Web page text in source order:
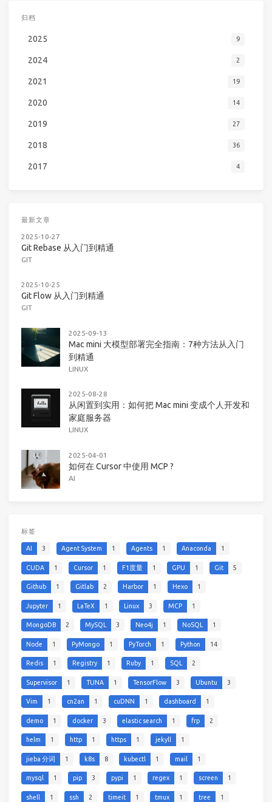
归档
2025 9
2024 2
2021 19
2020 14
2019 27
2018 36
2017 4
最新文章
2025-10-27
Git Rebase 从入门到精通
GIT
2025-10-25
Git Flow 从入门到精通
GIT
2025-09-13
Mac mini 大模型部署完全指南：7种方法从入门
到精通
LINUX
2025-08-28
从闲置到实用：如何把 Mac mini 变成个人开发和
家庭服务器
LINUX
2025-04-01
如何在 Cursor 中使用 MCP ?
AI
标签
AI 3 Agent System 1 Agents 1 Anaconda 1
CUDA 1 Cursor 1 F1度量 1 GPU 1 Git 5
Github 1 Gitlab 2 Harbor 1 Hexo 1
Jupyter 1 LaTeX 1 Linux 3 MCP 1
MongoDB 2 MySQL 3 Neo4j 1 NoSQL 1
Node 1 PyMongo 1 PyTorch 1 Python 14
Redis 1 Registry 1 Ruby 1 SQL 2
Supervisor 1 TUNA 1 TensorFlow 3 Ubuntu 3
Vim 1 cn2an 1 cuDNN 1 dashboard 1
demo 1 docker 3 elastic search 1 frp 2
helm 1 http 1 https 1 jekyll 1
jieba 分词 1 k8s 8 kubectl 1 mail 1
mysql 1 pip 3 pypi 1 regex 1 screen 1
shell 1 ssh 2 timeit 1 tmux 1 tree 1